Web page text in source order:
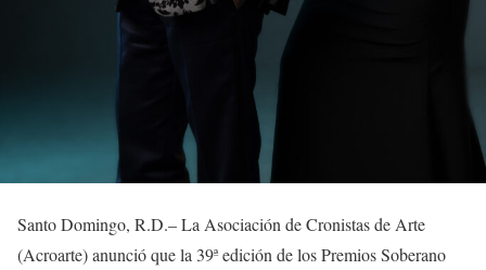
Santo Domingo, R.D.– La Asociación de Cronistas de Arte
(Acroarte) anunció que la 39ª edición de los Premios Soberano